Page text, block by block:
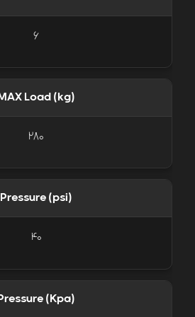
6
Load (kg)
280
Pressure (psi)
40
(Kpa)